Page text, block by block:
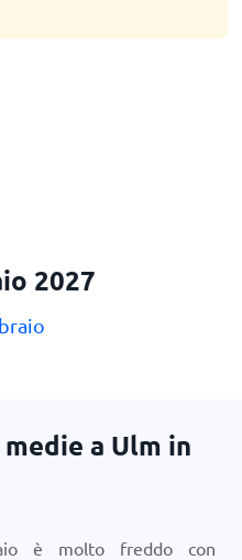
2027
a Ulm in
è molto freddo con